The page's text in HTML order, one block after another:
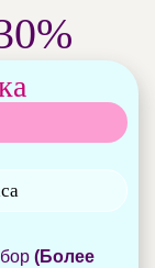
(Более